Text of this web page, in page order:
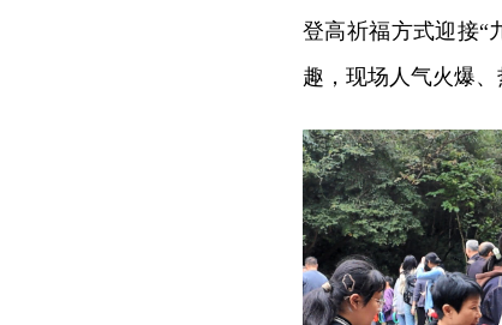
登高祈福方式迎接“
趣，现场人气火爆、